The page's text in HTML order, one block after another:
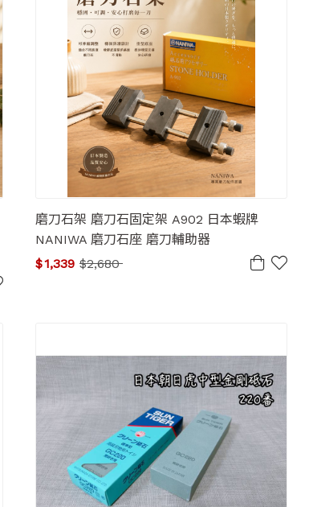
磨刀石架 磨刀石固定架 A902 日本蝦牌
NANIWA 磨刀石座 磨刀輔助器
$2,680
$1,339